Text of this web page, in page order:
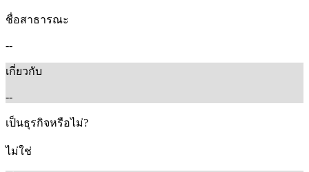
ชื่อสาธารณะ
--
เกี่ยวกับ
--
เป็นธุรกิจหรือไม่?
ไม่ใช่